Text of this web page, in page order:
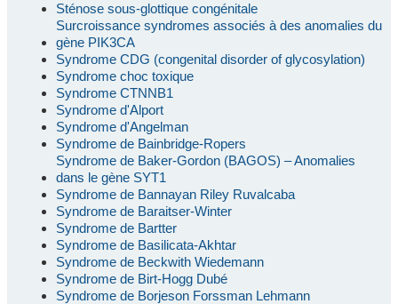
Sténose sous-glottique congénitale
Surcroissance syndromes associés à des anomalies du
gène PIK3CA
Syndrome CDG (congenital disorder of glycosylation)
Syndrome choc toxique
Syndrome CTNNB1
Syndrome d'Alport
Syndrome d'Angelman
Syndrome de Bainbridge-Ropers
Syndrome de Baker-Gordon (BAGOS) – Anomalies
dans le gène SYT1
Syndrome de Bannayan Riley Ruvalcaba
Syndrome de Baraitser-Winter
Syndrome de Bartter
Syndrome de Basilicata-Akhtar
Syndrome de Beckwith Wiedemann
Syndrome de Birt-Hogg Dubé
Syndrome de Borjeson Forssman Lehmann